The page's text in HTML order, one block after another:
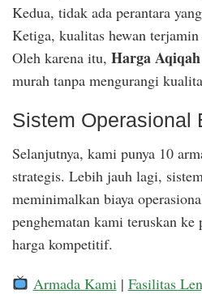
Kedua, tidak ada perantara
Ketiga, kualitas hewan terjamin
Oleh karena itu, Harga
murah tanpa mengurangi
Sistem Operasional
Selanjutnya, kami punya 10
strategis. Lebih jauh lagi,
meminimalkan biaya
penghematan kami teruskan ke
harga kompetitif.
Armada Kami | Fasilitas